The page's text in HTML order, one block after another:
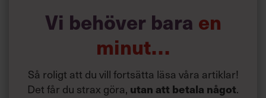
Vi behöver bara en
minut…
Så roligt att du vill fortsätta läsa våra artiklar!
Det får du strax göra, utan att betala något.